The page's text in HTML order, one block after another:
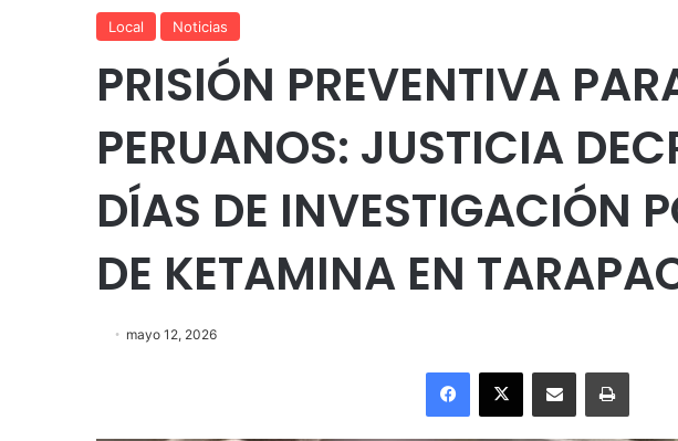
Local Noticias
PRISIÓN PREVENTIVA
PERUANOS: JUSTICIA
DÍAS DE INVESTIGACIÓN
DE KETAMINA EN
mayo 12, 2026
Facebook
X Enviar vía email Imprimir